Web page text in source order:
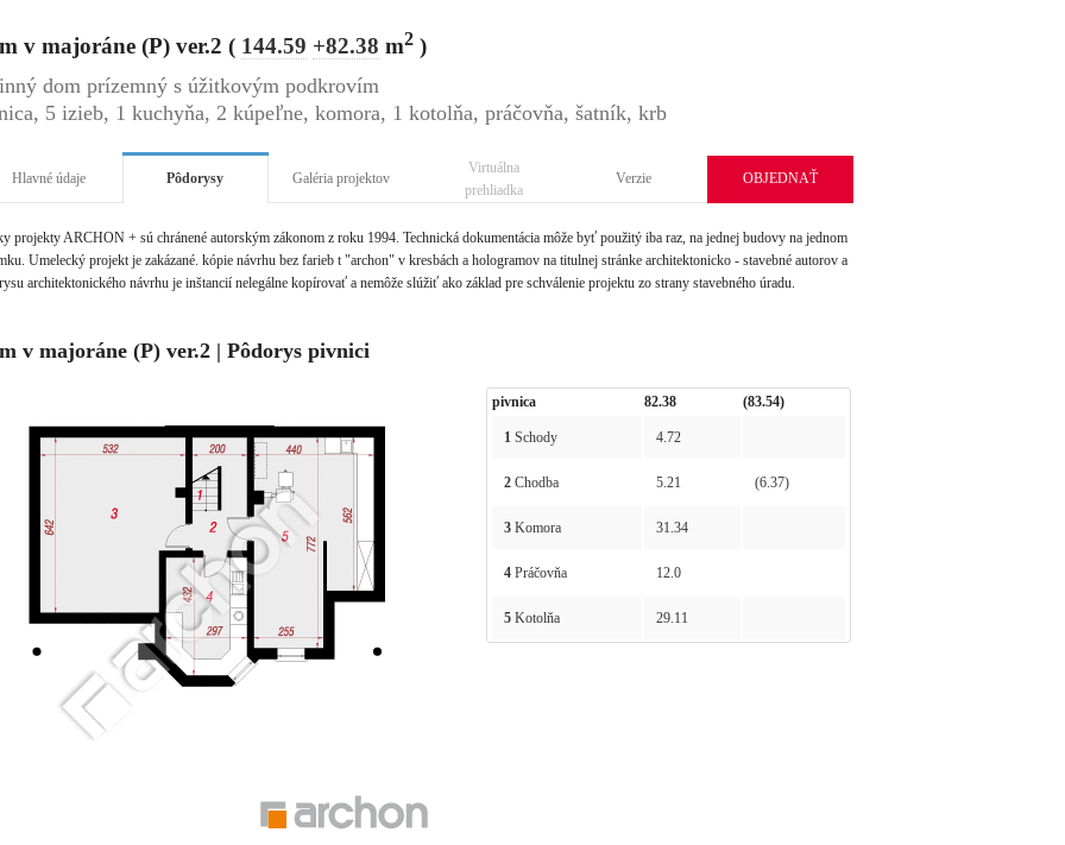
v majoráne (P) ver.2 ( 144.59 +82.38 m2)
dom prízemný s úžitkovým podkrovím
5 izieb, 1 kuchyňa, 2 kúpeľne, komora, 1 kotolňa, práčovňa, šatník, krb
Hlavné údaje Pôdorysy Galéria projektov
Virtuálna
prehliadka
Verzie OBJEDNAŤ
projekty ARCHON + sú chránené autorským zákonom z roku 1994. Technická dokumentácia môže byť použitý iba raz, na jednej budovy na jednom
Umelecký projekt je zakázané. kópie návrhu bez farieb t "archon" v kresbách a hologramov na titulnej stránke architektonicko - stavebné autorov a
architektonického návrhu je inštancií nelegálne kopírovať a nemôže slúžiť ako základ pre schválenie projektu zo strany stavebného úradu.
v majoráne (P) ver.2 | Pôdorys pivnici
pivnica 82.38 (83.54)
1Schody 4.72
2Chodba 5.21 (6.37)
3Komora 31.34
4Práčovňa 12.0
5Kotolňa 29.11